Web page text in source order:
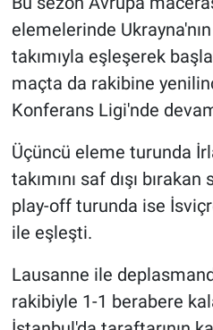
elemelerinde
takımıyla eşleşerek
maçta da rakibine
Konferans Ligi'nde
Üçüncü eleme turunda
takımını saf dışı
play-off turunda ise
ile eşleşti.
Lausanne ile
rakibiyle 1-1 berabere